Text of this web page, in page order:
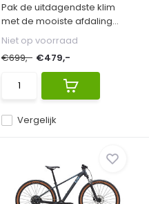
Pak de uitdagendste klim
met de mooiste afdaling...
Vergelijk
Niet op voorraad
€699,- €479,-